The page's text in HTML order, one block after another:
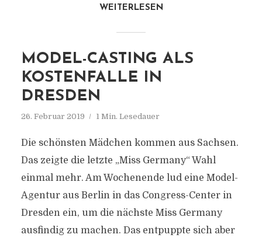
WEITERLESEN
MODEL-CASTING ALS
KOSTENFALLE IN
DRESDEN
26. Februar 2019 1 Min. Lesedauer
Die schönsten Mädchen kommen aus Sachsen.
Das zeigte die letzte „Miss Germany“ Wahl
einmal mehr. Am Wochenende lud eine Model-
Agentur aus Berlin in das Congress-Center in
Dresden ein, um die nächste Miss Germany
ausfindig zu machen. Das entpuppte sich aber